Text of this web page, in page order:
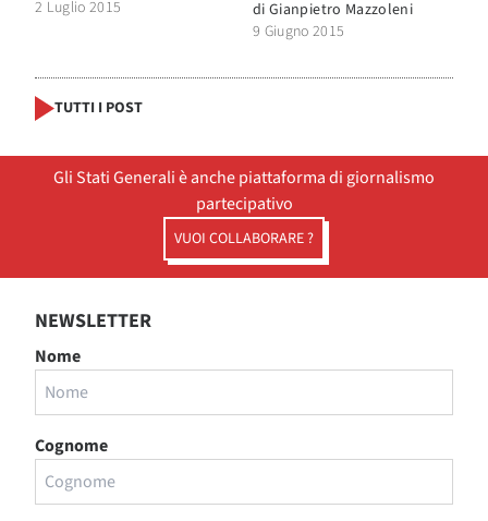
2 Luglio 2015
di Gianpietro Mazzoleni
9 Giugno 2015
TUTTI I POST
Gli Stati Generali è anche piattaforma di giornalismo
partecipativo
VUOI COLLABORARE ?
NEWSLETTER
Nome
Cognome